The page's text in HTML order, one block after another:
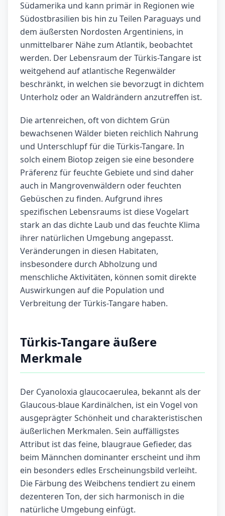
Südamerika und kann primär in Regionen wie
Südostbrasilien bis hin zu Teilen Paraguays und
dem äußersten Nordosten Argentiniens, in
unmittelbarer Nähe zum Atlantik, beobachtet
werden. Der Lebensraum der Türkis-Tangare ist
weitgehend auf atlantische Regenwälder
beschränkt, in welchen sie bevorzugt in dichtem
Unterholz oder an Waldrändern anzutreffen ist.
Die artenreichen, oft von dichtem Grün
bewachsenen Wälder bieten reichlich Nahrung
und Unterschlupf für die Türkis-Tangare. In
solch einem Biotop zeigen sie eine besondere
Präferenz für feuchte Gebiete und sind daher
auch in Mangrovenwäldern oder feuchten
Gebüschen zu finden. Aufgrund ihres
spezifischen Lebensraums ist diese Vogelart
stark an das dichte Laub und das feuchte Klima
ihrer natürlichen Umgebung angepasst.
Veränderungen in diesen Habitaten,
insbesondere durch Abholzung und
menschliche Aktivitäten, können somit direkte
Auswirkungen auf die Population und
Verbreitung der Türkis-Tangare haben.
Türkis-Tangare äußere
Merkmale
Der Cyanoloxia glaucocaerulea, bekannt als der
Glaucous-blaue Kardinälchen, ist ein Vogel von
ausgeprägter Schönheit und charakteristischen
äußerlichen Merkmalen. Sein auffälligstes
Attribut ist das feine, blaugraue Gefieder, das
beim Männchen dominanter erscheint und ihm
ein besonders edles Erscheinungsbild verleiht.
Die Färbung des Weibchens tendiert zu einem
dezenteren Ton, der sich harmonisch in die
natürliche Umgebung einfügt.